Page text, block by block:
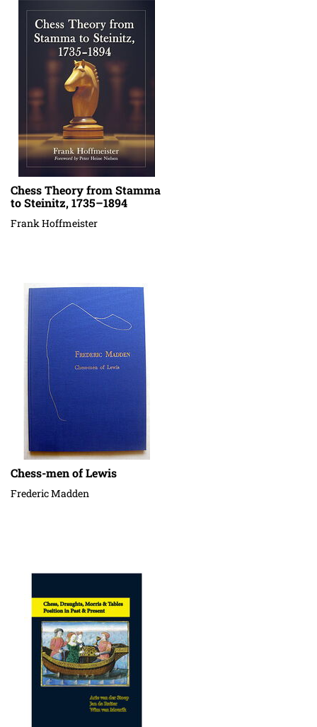
Chess Theory from Stamma
to Steinitz, 1735–1894
Frank Hoffmeister
Chess-men of Lewis
Frederic Madden